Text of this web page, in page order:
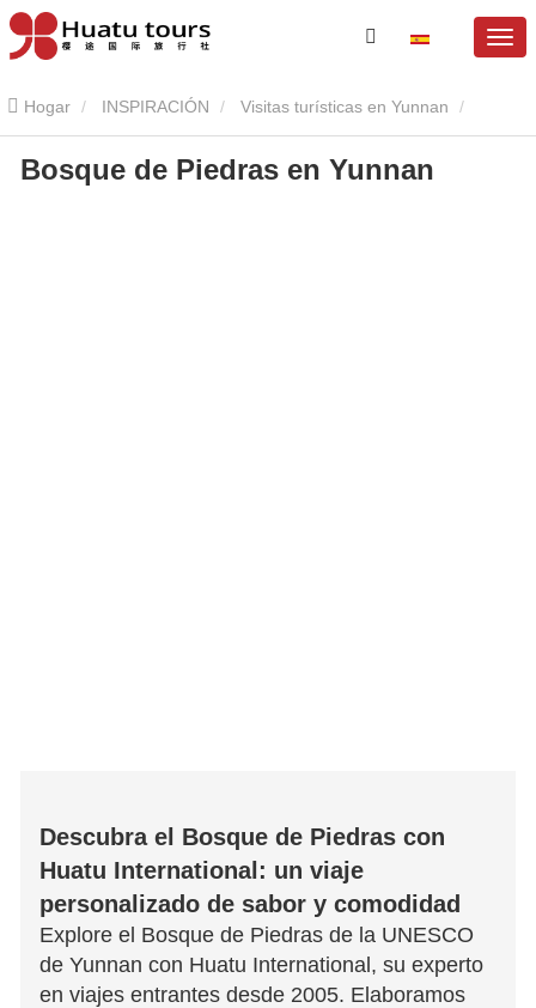
Hogar INSPIRACIÓN Visitas turísticas en Yunnan
Bosque de Piedras en Yunnan Bosque de Piedras en Yunnan
Bosque de Piedras en Yunnan
Descubra el Bosque de Piedras con
Huatu International: un viaje
personalizado de sabor y comodidad
Explore el Bosque de Piedras de la UNESCO
de Yunnan con Huatu International, su experto
en viajes entrantes desde 2005. Elaboramos